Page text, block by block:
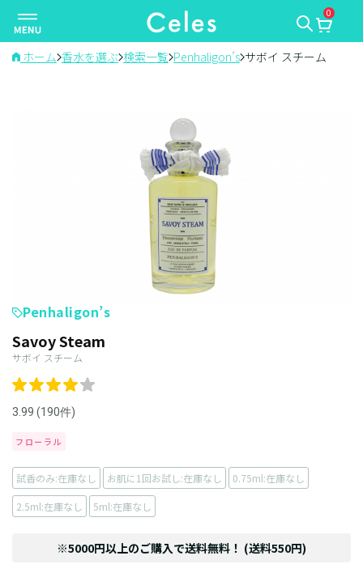
ナ
ビ
ゲ
0
ホーム 香水を選ぶ 検索一覧 Penhaligon’s サボイ スチーム
Penhaligon’s
Savoy Steam
サボイ スチーム
3.99 (190件)
フローラル
試香のみ:在庫なし お肌に1回お試し:在庫なし 0.75ml:在庫なし
2.5ml:在庫なし 5ml:在庫なし
※5000円以上のご購入で送料無料！ (送料550円)